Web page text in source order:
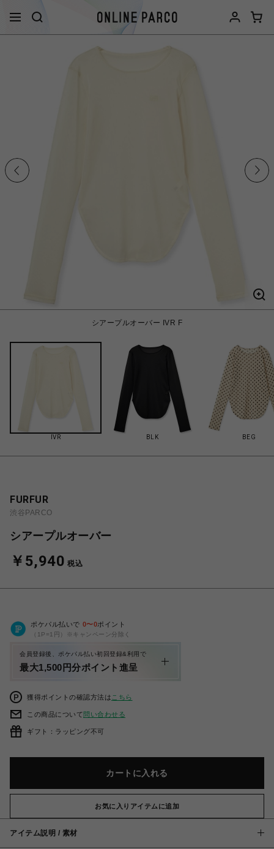
シアープルオーバー IVR F
IVR BLK BEG
FURFUR
渋谷PARCO
シアープルオーバー
￥5,940 税込
ポケパル払いで 0〜0ポイント
（1P=1円）※キャンペーン分除く
会員登録後、ポケパル払い初回登録&利用で
最大1,500円分ポイント進呈
獲得ポイントの確認方法は こちら
この商品について問い合わせる
ギフト：ラッピング不可
カートに入れる
お気に入りアイテムに追加
アイテム説明 / 素材